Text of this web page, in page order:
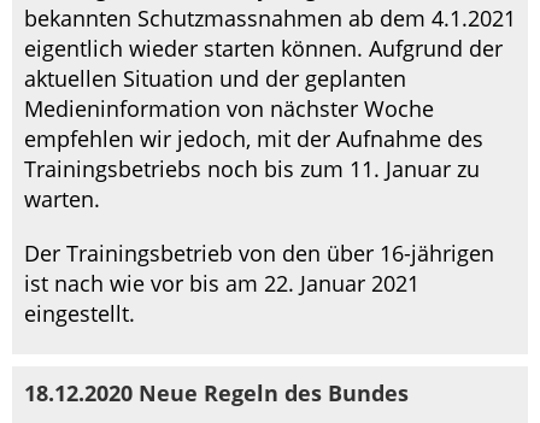
bekannten Schutzmassnahmen ab dem 4.1.2021
eigentlich wieder starten können. Aufgrund der
aktuellen Situation und der geplanten
Medieninformation von nächster Woche
empfehlen wir jedoch, mit der Aufnahme des
Trainingsbetriebs noch bis zum 11. Januar zu
warten.
Der Trainingsbetrieb von den über 16-jährigen
ist nach wie vor bis am 22. Januar 2021
eingestellt.
18.12.2020 Neue Regeln des Bundes